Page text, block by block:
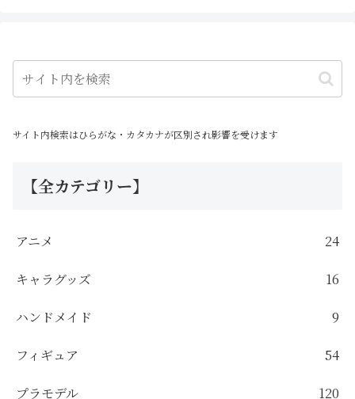
サイト内検索はひらがな・カタカナが区別され影響を受けます
【全カテゴリー】
アニメ 24
キャラグッズ 16
ハンドメイド 9
フィギュア 54
プラモデル 120